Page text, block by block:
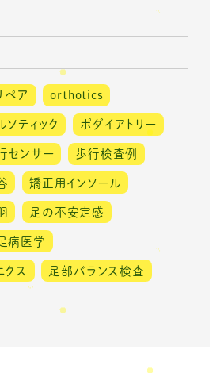
ペア orthotics
ソティック ポダイアトリー
センサー 歩行検査例
矯正用インソール
足の不安定感
病医学
クス 足部バランス検査